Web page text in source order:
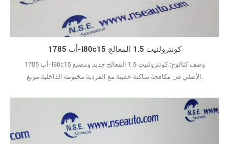
أب 1785-l80c15 كونترولنيت 1.5 المعالج
أب 1785-l80c15 وصف كتالوج: كونترولنيت 1.5 المعالج جديد ومصنع